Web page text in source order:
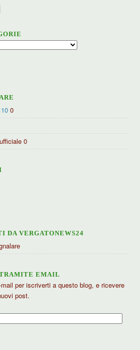
0
0
DA VERGATONEWS24
EMAIL
per iscriverti a questo blog, e ricevere
post.